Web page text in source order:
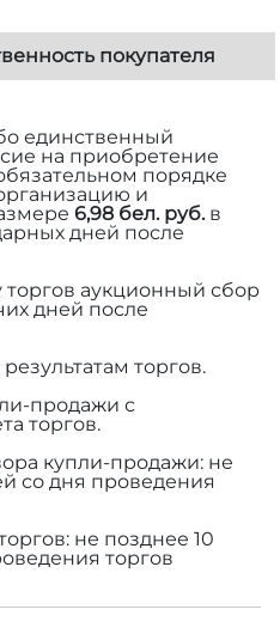
покупателя
единственный
на приобретение
порядке
и
6,98 бел. руб.в
дней после
торгов аукционный сбор
дней после
торгов.
продажи с
торгов.
купли-продажи: не
со дня проведения
не позднее 10
торгов